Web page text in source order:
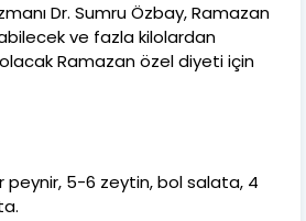
Dr. Sumru Özbay, Ramazan
ve fazla kilolardan
Ramazan özel diyeti için
peynir, 5-6 zeytin, bol salata, 4